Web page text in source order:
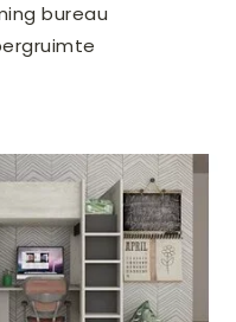
bureau